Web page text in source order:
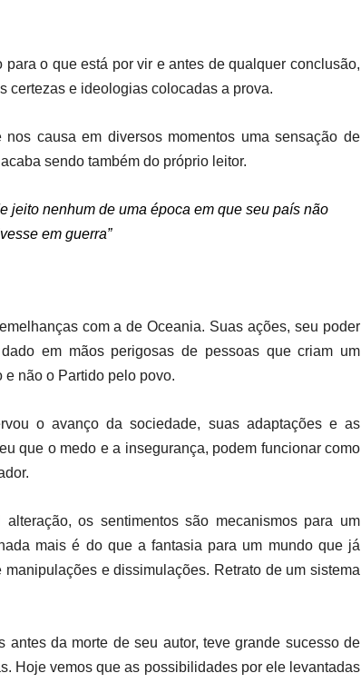
o que está por vir e antes de qualquer conclusão,
certezas e ideologias colocadas a prova.
causa em diversos momentos uma sensação de
sendo também do próprio leitor.
jeito nenhum de uma época em que seu país não
em guerra”
com a de Oceania. Suas ações, seu poder
em mãos perigosas de pessoas que criam um
não o Partido pelo povo.
o avanço da sociedade, suas adaptações e as
que o medo e a insegurança, podem funcionar como
os sentimentos são mecanismos para um
mais é do que a fantasia para um mundo que já
e dissimulações. Retrato de um sistema
antes da morte de seu autor, teve grande sucesso de
Hoje vemos que as possibilidades por ele levantadas